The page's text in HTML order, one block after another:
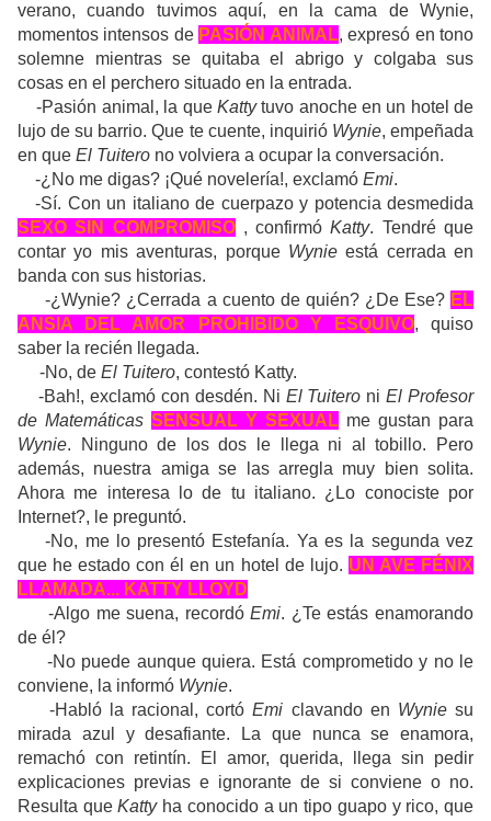
verano, cuando tuvimos aquí, en la cama de Wynie,
momentos intensos de PASIÓN ANIMAL, expresó en tono
solemne mientras se quitaba el abrigo y colgaba sus
cosas en el perchero situado en la entrada.
-Pasión animal, la que Kattytuvo anoche en un hotel de
lujo de su barrio. Que te cuente, inquirió Wynie, empeñada
en que El Tuitero no volviera a ocupar la conversación.
-¿No me digas? ¡Qué novelería!, exclamó Emi.
-Sí. Con un italiano de cuerpazo y potencia desmedida
SEXO SIN COMPROMISO, confirmóKatty. Tendré que
contar yo mis aventuras, porque Wynieestá cerrada en
banda con sus historias.
-¿Wynie? ¿Cerrada a cuento de quién? ¿De Ese? EL
ANSIA DEL AMOR PROHIBIDO Y ESQUIVO, quiso
saber la recién llegada.
-No, de El Tuitero, contestó Katty.
-Bah!, exclamó con desdén. Ni El Tuitero niEl Profesor
de Matemáticas SENSUAL Y SEXUAL me gustan para
Wynie. Ninguno de los dos le llega ni al tobillo. Pero
además, nuestra amiga se las arregla muy bien solita.
Ahora me interesa lo de tu italiano. ¿Lo conociste por
Internet?, le preguntó.
-No, me lo presentó Estefanía. Ya es la segunda vez
que he estado con él en un hotel de lujo. UN AVE FÉNIX
LLAMADA... KATTY LLOYD
-Algo me suena, recordóEmi. ¿Te estás enamorando
de él?
-No puede aunque quiera. Está comprometido y no le
conviene, la informó Wynie.
-Habló la racional, cortóEmi clavando en Wyniesu
mirada azul y desafiante. La que nunca se enamora,
remachó con retintín. El amor, querida, llega sin pedir
explicaciones previas e ignorante de si conviene o no.
Resulta queKattyha conocido a un tipo guapo y rico, que